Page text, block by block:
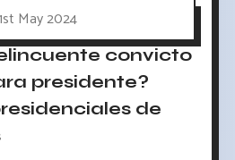
May 2024
convicto
presidente?
de